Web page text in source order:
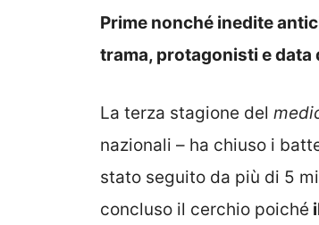
Prime nonché inedite
trama, protagonisti e data
La terza stagione del
nazionali – ha chiuso i
stato seguito da più di 5
concluso il cerchio poiché